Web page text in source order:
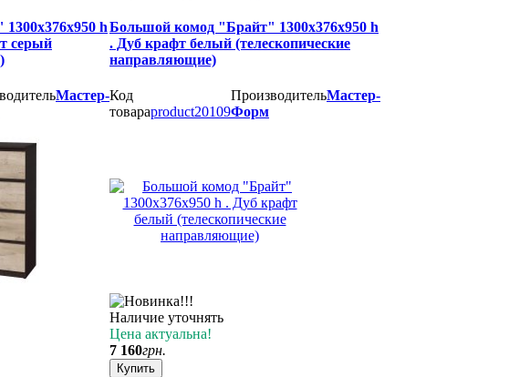
h
серый
Мастер-
Большой комод "Брайт" 1300х376х950 h
. Дуб крафт белый (телескопические
направляющие)
Код
товараproduct20109
ПроизводительМастер-
Форм
Наличие уточнять
Цена актуальна!
7 160грн.
Купить